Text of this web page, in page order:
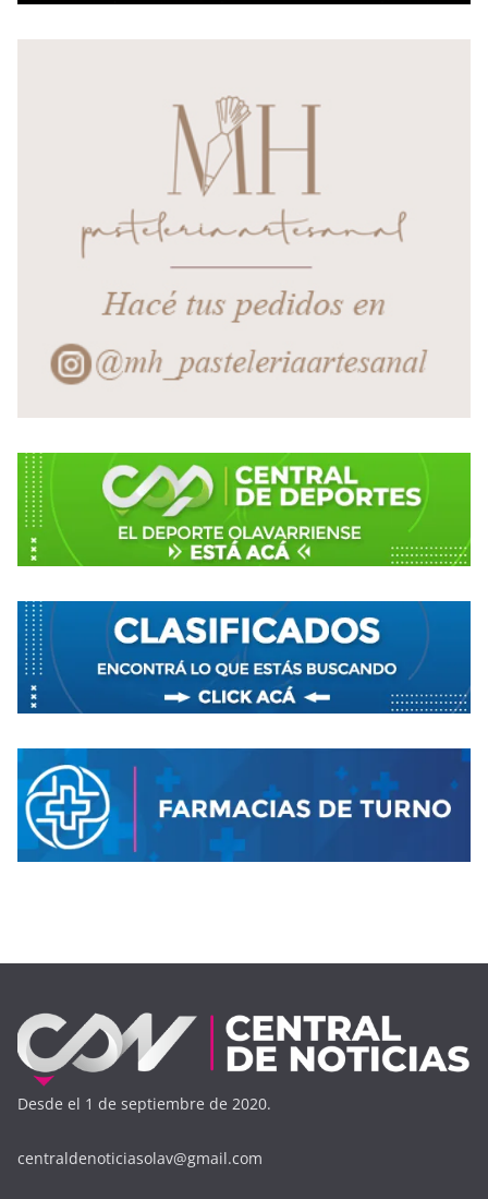
Desde el 1 de septiembre de 2020.
centraldenoticiasolav@gmail.com